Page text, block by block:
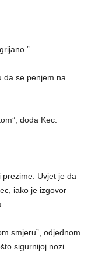
da se penjem na
doda Kec.
prezime. Uvjet je da
iako je izgovor
smjeru”, odjednom
sigurnijoj nozi.